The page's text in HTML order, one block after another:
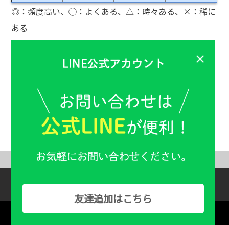
友達追加はこちら
◎：頻度高い、◯：よくある、△：時々ある、×：稀に
ある
※オーストラリア政府啓発資料より
＞＞＞その他の関連ページはこちら
予防接種特集
ABOUT US Help & Guide
Copyright：© Familiy Pharmacy All Rights Reserved.